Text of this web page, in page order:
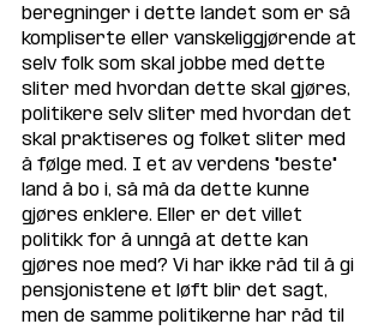
beregninger i dette landet som er så
kompliserte eller vanskeliggjørende at
selv folk som skal jobbe med dette
sliter med hvordan dette skal gjøres,
politikere selv sliter med hvordan det
skal praktiseres og folket sliter med
å følge med. I et av verdens "beste"
land å bo i, så må da dette kunne
gjøres enklere. Eller er det villet
politikk for å unngå at dette kan
gjøres noe med? Vi har ikke råd til å gi
pensjonistene et løft blir det sagt,
men de samme politikerne har råd til